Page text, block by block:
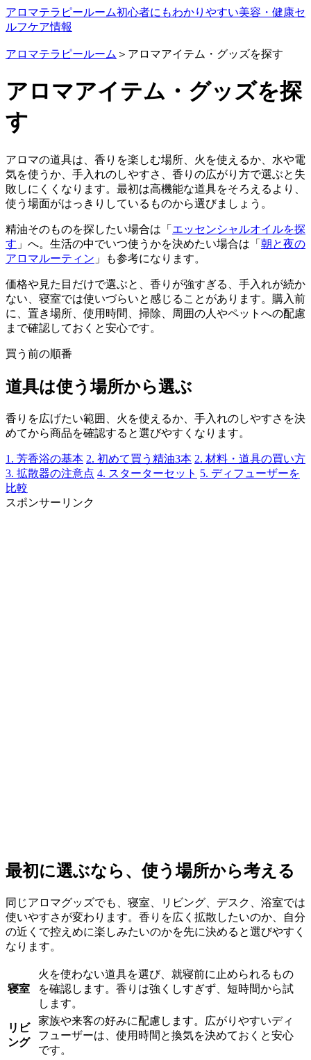
アロマテラピールーム初心者にもわかりやすい美容・健康セ
ルフケア情報
アロマテラピールーム ＞アロマアイテム・グッズを探す
アロマアイテム・グッズを探
す
アロマの道具は、香りを楽しむ場所、火を使えるか、水や電
気を使うか、手入れのしやすさ、香りの広がり方で選ぶと失
敗しにくくなります。最初は高機能な道具をそろえるより、
使う場面がはっきりしているものから選びましょう。
精油そのものを探したい場合は「 エッセンシャルオイルを探
す 」へ。生活の中でいつ使うかを決めたい場合は「 朝と夜の
アロマルーティン 」も参考になります。
価格や見た目だけで選ぶと、香りが強すぎる、手入れが続か
ない、寝室では使いづらいと感じることがあります。購入前
に、置き場所、使用時間、掃除、周囲の人やペットへの配慮
まで確認しておくと安心です。
買う前の順番
道具は使う場所から選ぶ
香りを広げたい範囲、火を使えるか、手入れのしやすさを決
めてから商品を確認すると選びやすくなります。
1. 芳香浴の基本 2. 初めて買う精油3本 2. 材料・道具の買い方
3. 拡散器の注意点 4. スターターセット 5. ディフューザーを
比較
スポンサーリンク
最初に選ぶなら、使う場所から考える
同じアロマグッズでも、寝室、リビング、デスク、浴室では
使いやすさが変わります。香りを広く拡散したいのか、自分
の近くで控えめに楽しみたいのかを先に決めると選びやすく
なります。
寝室
火を使わない道具を選び、就寝前に止められるもの
を確認します。香りは強くしすぎず、短時間から試
します。
リビ
ング
家族や来客の好みに配慮します。広がりやすいディ
フューザーは、使用時間と換気を決めておくと安心
です。